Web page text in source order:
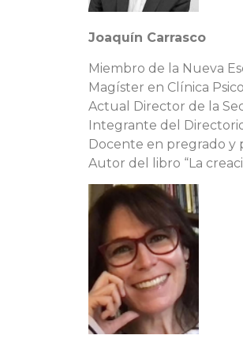
Joaquín Carrasco
Miembro de la Nueva
Magíster en Clínica
Actual Director de la
Integrante del
Docente en pregrado y
Autor del libro “La